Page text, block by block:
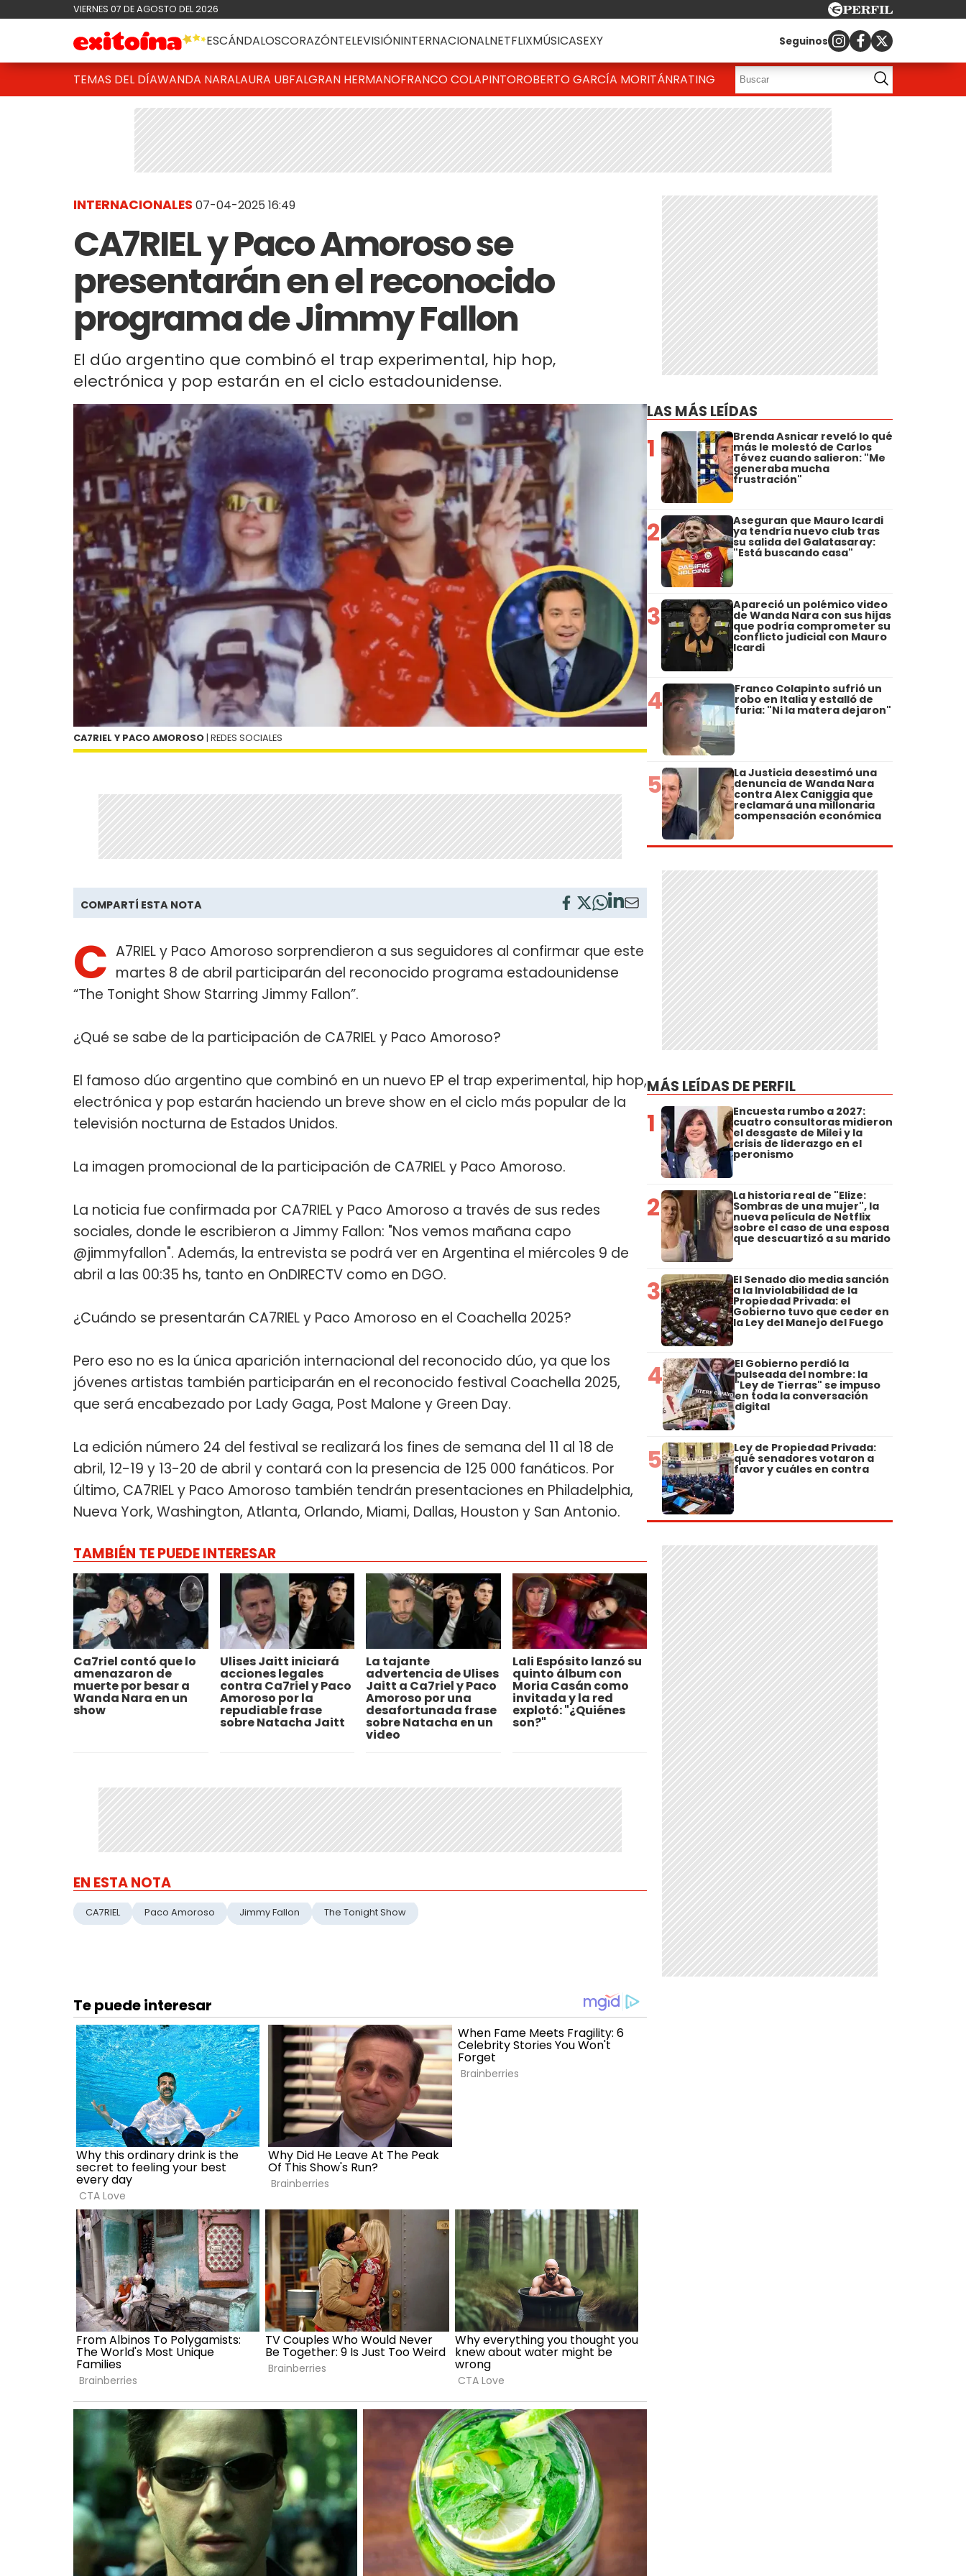
VIERNES 07 DE AGOSTO DEL 2026
ESCÁNDALOSCORAZÓNTELEVISIÓNINTERNACIONALNETFLIXMÚSICASEXY Seguinos
TEMAS DEL DÍAWANDA NARALAURA UBFALGRAN HERMANOFRANCO COLAPINTOROBERTO GARCÍA MORITÁNRATING
INTERNACIONALES 07-04-2025 16:49
CA7RIEL y Paco Amoroso se
presentarán en el reconocido
programa de Jimmy Fallon
El dúo argentino que combinó el trap experimental, hip hop,
electrónica y pop estarán en el ciclo estadounidense.
CA7RIEL Y PACO AMOROSO | REDES SOCIALES
COMPARTÍ ESTA NOTA
C A7RIEL y Paco Amoroso sorprendieron a sus seguidores al confirmar que este
martes 8 de abril participarán del reconocido programa estadounidense
“The Tonight Show Starring Jimmy Fallon”.
¿Qué se sabe de la participación de CA7RIEL y Paco Amoroso?
El famoso dúo argentino que combinó en un nuevo EP el trap experimental, hip hop,
electrónica y pop estarán haciendo un breve show en el ciclo más popular de la
televisión nocturna de Estados Unidos.
La imagen promocional de la participación de CA7RIEL y Paco Amoroso.
La noticia fue confirmada por CA7RIEL y Paco Amoroso a través de sus redes
sociales, donde le escribieron a Jimmy Fallon: "Nos vemos mañana capo
@jimmyfallon". Además, la entrevista se podrá ver en Argentina el miércoles 9 de
abril a las 00:35 hs, tanto en OnDIRECTV como en DGO.
¿Cuándo se presentarán CA7RIEL y Paco Amoroso en el Coachella 2025?
Pero eso no es la única aparición internacional del reconocido dúo, ya que los
jóvenes artistas también participarán en el reconocido festival Coachella 2025,
que será encabezado por Lady Gaga, Post Malone y Green Day.
La edición número 24 del festival se realizará los fines de semana del 11 al 18 de
abril, 12-19 y 13-20 de abril y contará con la presencia de 125 000 fanáticos. Por
último, CA7RIEL y Paco Amoroso también tendrán presentaciones en Philadelphia,
Nueva York, Washington, Atlanta, Orlando, Miami, Dallas, Houston y San Antonio.
TAMBIÉN TE PUEDE INTERESAR
Ca7riel contó que lo
amenazaron de
muerte por besar a
Wanda Nara en un
show
Ulises Jaitt iniciará
acciones legales
contra Ca7riel y Paco
Amoroso por la
repudiable frase
sobre Natacha Jaitt
La tajante
advertencia de Ulises
Jaitt a Ca7riel y Paco
Amoroso por una
desafortunada frase
sobre Natacha en un
video
Lali Espósito lanzó su
quinto álbum con
Moria Casán como
invitada y la red
explotó: "¿Quiénes
son?"
EN ESTA NOTA
CA7RIEL Paco Amoroso Jimmy Fallon The Tonight Show
LAS MÁS LEÍDAS
1 Brenda Asnicar reveló lo qué
más le molestó de Carlos
Tévez cuando salieron: "Me
generaba mucha
frustración"
2 Aseguran que Mauro Icardi
ya tendría nuevo club tras
su salida del Galatasaray:
"Está buscando casa"
3 Apareció un polémico video
de Wanda Nara con sus hijas
que podría comprometer su
conflicto judicial con Mauro
Icardi
4 Franco Colapinto sufrió un
robo en Italia y estalló de
furia: "Ni la matera dejaron"
5 La Justicia desestimó una
denuncia de Wanda Nara
contra Alex Caniggia que
reclamará una millonaria
compensación económica
MÁS LEÍDAS DE PERFIL
1 Encuesta rumbo a 2027:
cuatro consultoras midieron
el desgaste de Milei y la
crisis de liderazgo en el
peronismo
2 La historia real de "Elize:
Sombras de una mujer", la
nueva película de Netflix
sobre el caso de una esposa
que descuartizó a su marido
3 El Senado dio media sanción
a la Inviolabilidad de la
Propiedad Privada: el
Gobierno tuvo que ceder en
la Ley del Manejo del Fuego
4 El Gobierno perdió la
pulseada del nombre: la
"Ley de Tierras" se impuso
en toda la conversación
digital
5 Ley de Propiedad Privada:
qué senadores votaron a
favor y cuáles en contra